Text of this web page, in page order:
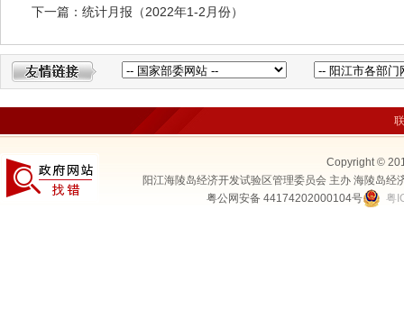
下一篇：统计月报（2022年1-2月份）
Copyright ©
阳江海陵岛经济开发试验区管理委员会 主办 海陵岛
粤公网安备 44174202000104号
粤